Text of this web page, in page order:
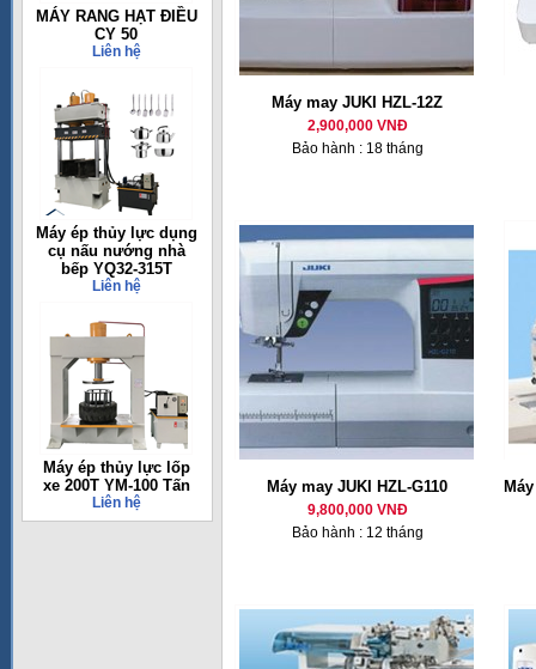
MÁY RANG HẠT ĐIỀU
CY 50
Liên hệ
Máy ép thủy lực dụng
cụ nấu nướng nhà
bếp YQ32-315T
Liên hệ
Máy ép thủy lực lốp
xe 200T YM-100 Tấn
Liên hệ
Máy may JUKI HZL-12Z
2,900,000 VNĐ
Bảo hành : 18 tháng
Máy may JUKI HZL-G110
9,800,000 VNĐ
Bảo hành : 12 tháng